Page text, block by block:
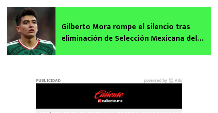
Gilberto Mora rompe el silencio tras
eliminación de Selección Mexicana del